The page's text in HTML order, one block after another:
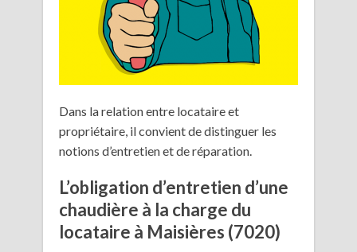
Dans la relation entre locataire et
propriétaire, il convient de distinguer les
notions d’entretien et de réparation.
L’obligation d’entretien d’une
chaudière à la charge du
locataire à Maisières (7020)